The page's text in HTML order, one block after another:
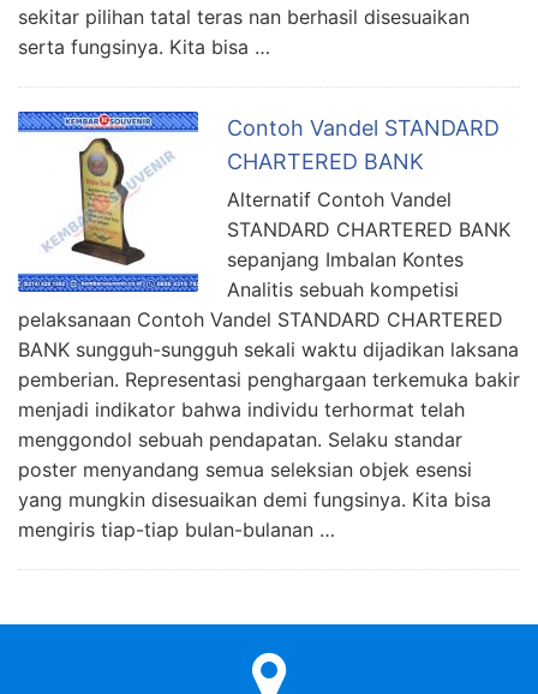
sekitar pilihan tatal teras nan berhasil disesuaikan
serta fungsinya. Kita bisa …
Contoh Vandel STANDARD
CHARTERED BANK
Alternatif Contoh Vandel
STANDARD CHARTERED BANK
sepanjang Imbalan Kontes
Analitis sebuah kompetisi
pelaksanaan Contoh Vandel STANDARD CHARTERED
BANK sungguh-sungguh sekali waktu dijadikan laksana
pemberian. Representasi penghargaan terkemuka bakir
menjadi indikator bahwa individu terhormat telah
menggondol sebuah pendapatan. Selaku standar
poster menyandang semua seleksian objek esensi
yang mungkin disesuaikan demi fungsinya. Kita bisa
mengiris tiap-tiap bulan-bulanan …